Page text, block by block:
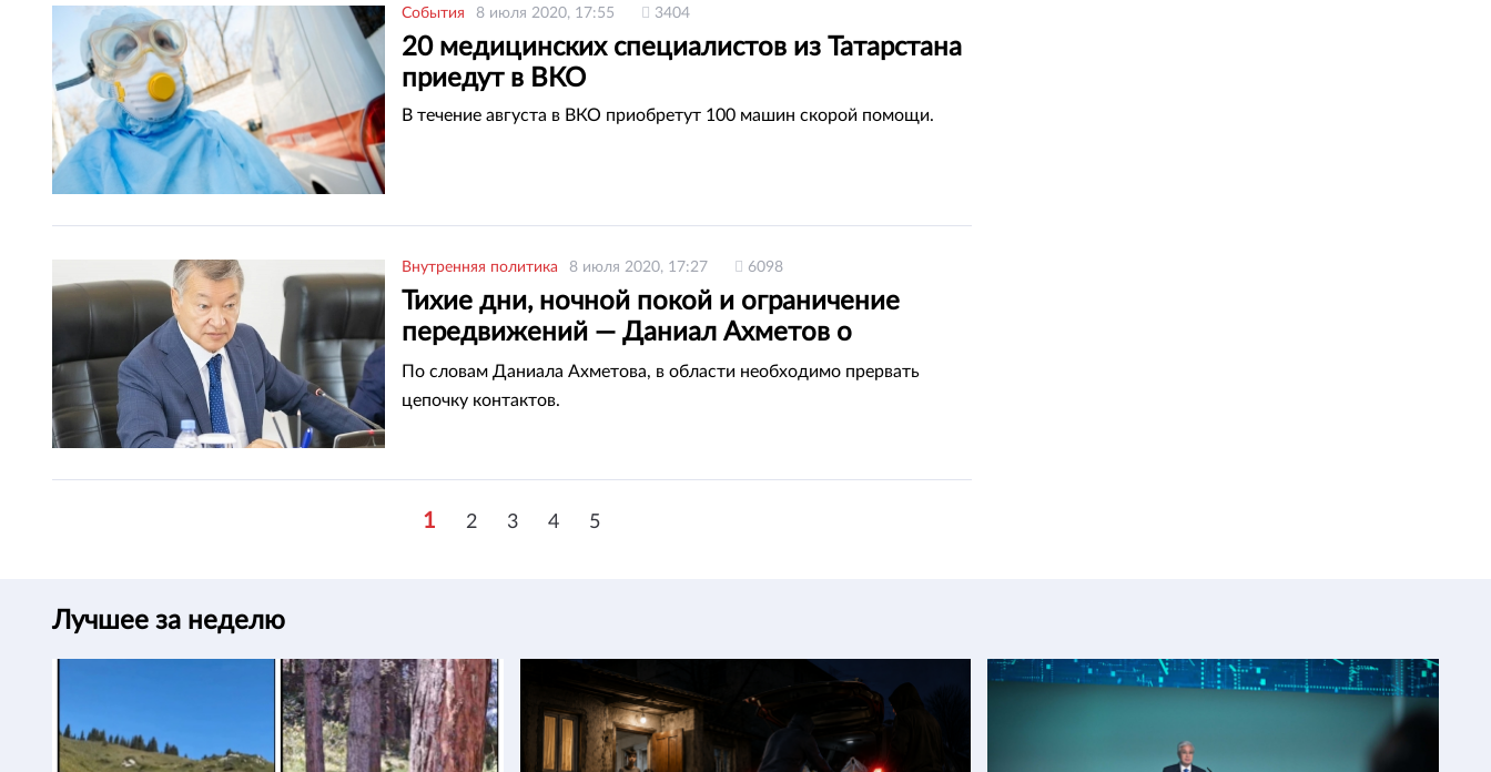
События 8 июля 2020, 17:55 3404
20 медицинских специалистов из Татарстана
приедут в ВКО
В течение августа в ВКО приобретут 100 машин скорой помощи.
Внутренняя политика 8 июля 2020, 17:27 6098
Тихие дни, ночной покой и ограничение
передвижений — Даниал Ахметов о
карантине
По словам Даниала Ахметова, в области необходимо прервать
цепочку контактов.
1 2 3 4 5
Лучшее за неделю